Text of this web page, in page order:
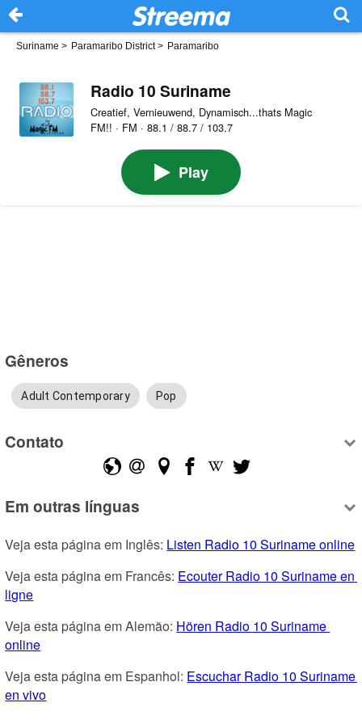
Suriname > Paramaribo District> Paramaribo
Radio 10 Suriname
Creatief, Vernieuwend, Dynamisch...thats Magic
FM!! · FM · 88.1 / 88.7 / 103.7
Play
Gêneros
Adult Contemporary Pop
Contato
Em outras línguas
Veja esta página em Inglês: Listen Radio 10 Suriname online
Veja esta página em Francês: Ecouter Radio 10 Suriname en
ligne
Veja esta página em Alemão: Hören Radio 10 Suriname
online
Veja esta página em Espanhol: Escuchar Radio 10 Suriname
en vivo